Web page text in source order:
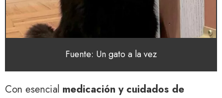
Fuente: Un gato a la vez
Con esencial medicación y cuidados de